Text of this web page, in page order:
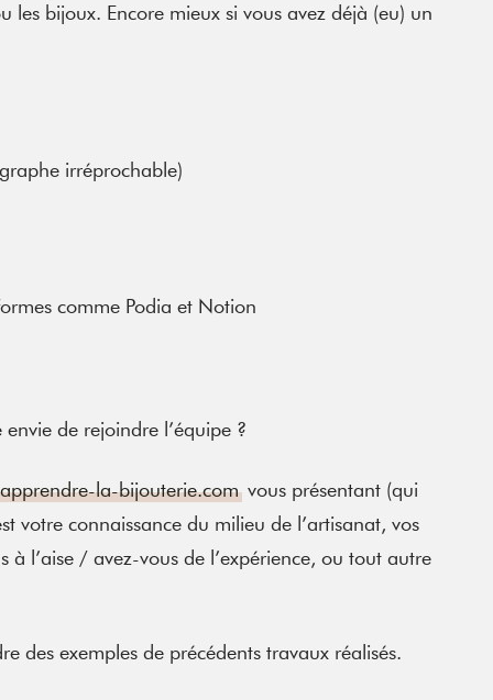
les bijoux. Encore mieux si vous avez déjà (eu) un
irréprochable)
comme Podia et Notion
de rejoindre l’équipe ?
la-bijouterie.com vous présentant (qui
votre connaissance du milieu de l’artisanat, vos
l’aise / avez-vous de l’expérience, ou tout autre
des exemples de précédents travaux réalisés.